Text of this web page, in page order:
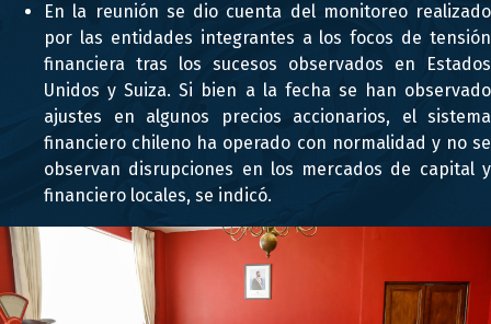
En la reunión se dio cuenta del monitoreo realizado
por las entidades integrantes a los focos de tensión
financiera tras los sucesos observados en Estados
Unidos y Suiza. Si bien a la fecha se han observado
ajustes en algunos precios accionarios, el sistema
financiero chileno ha operado con normalidad y no se
observan disrupciones en los mercados de capital y
financiero locales, se indicó.